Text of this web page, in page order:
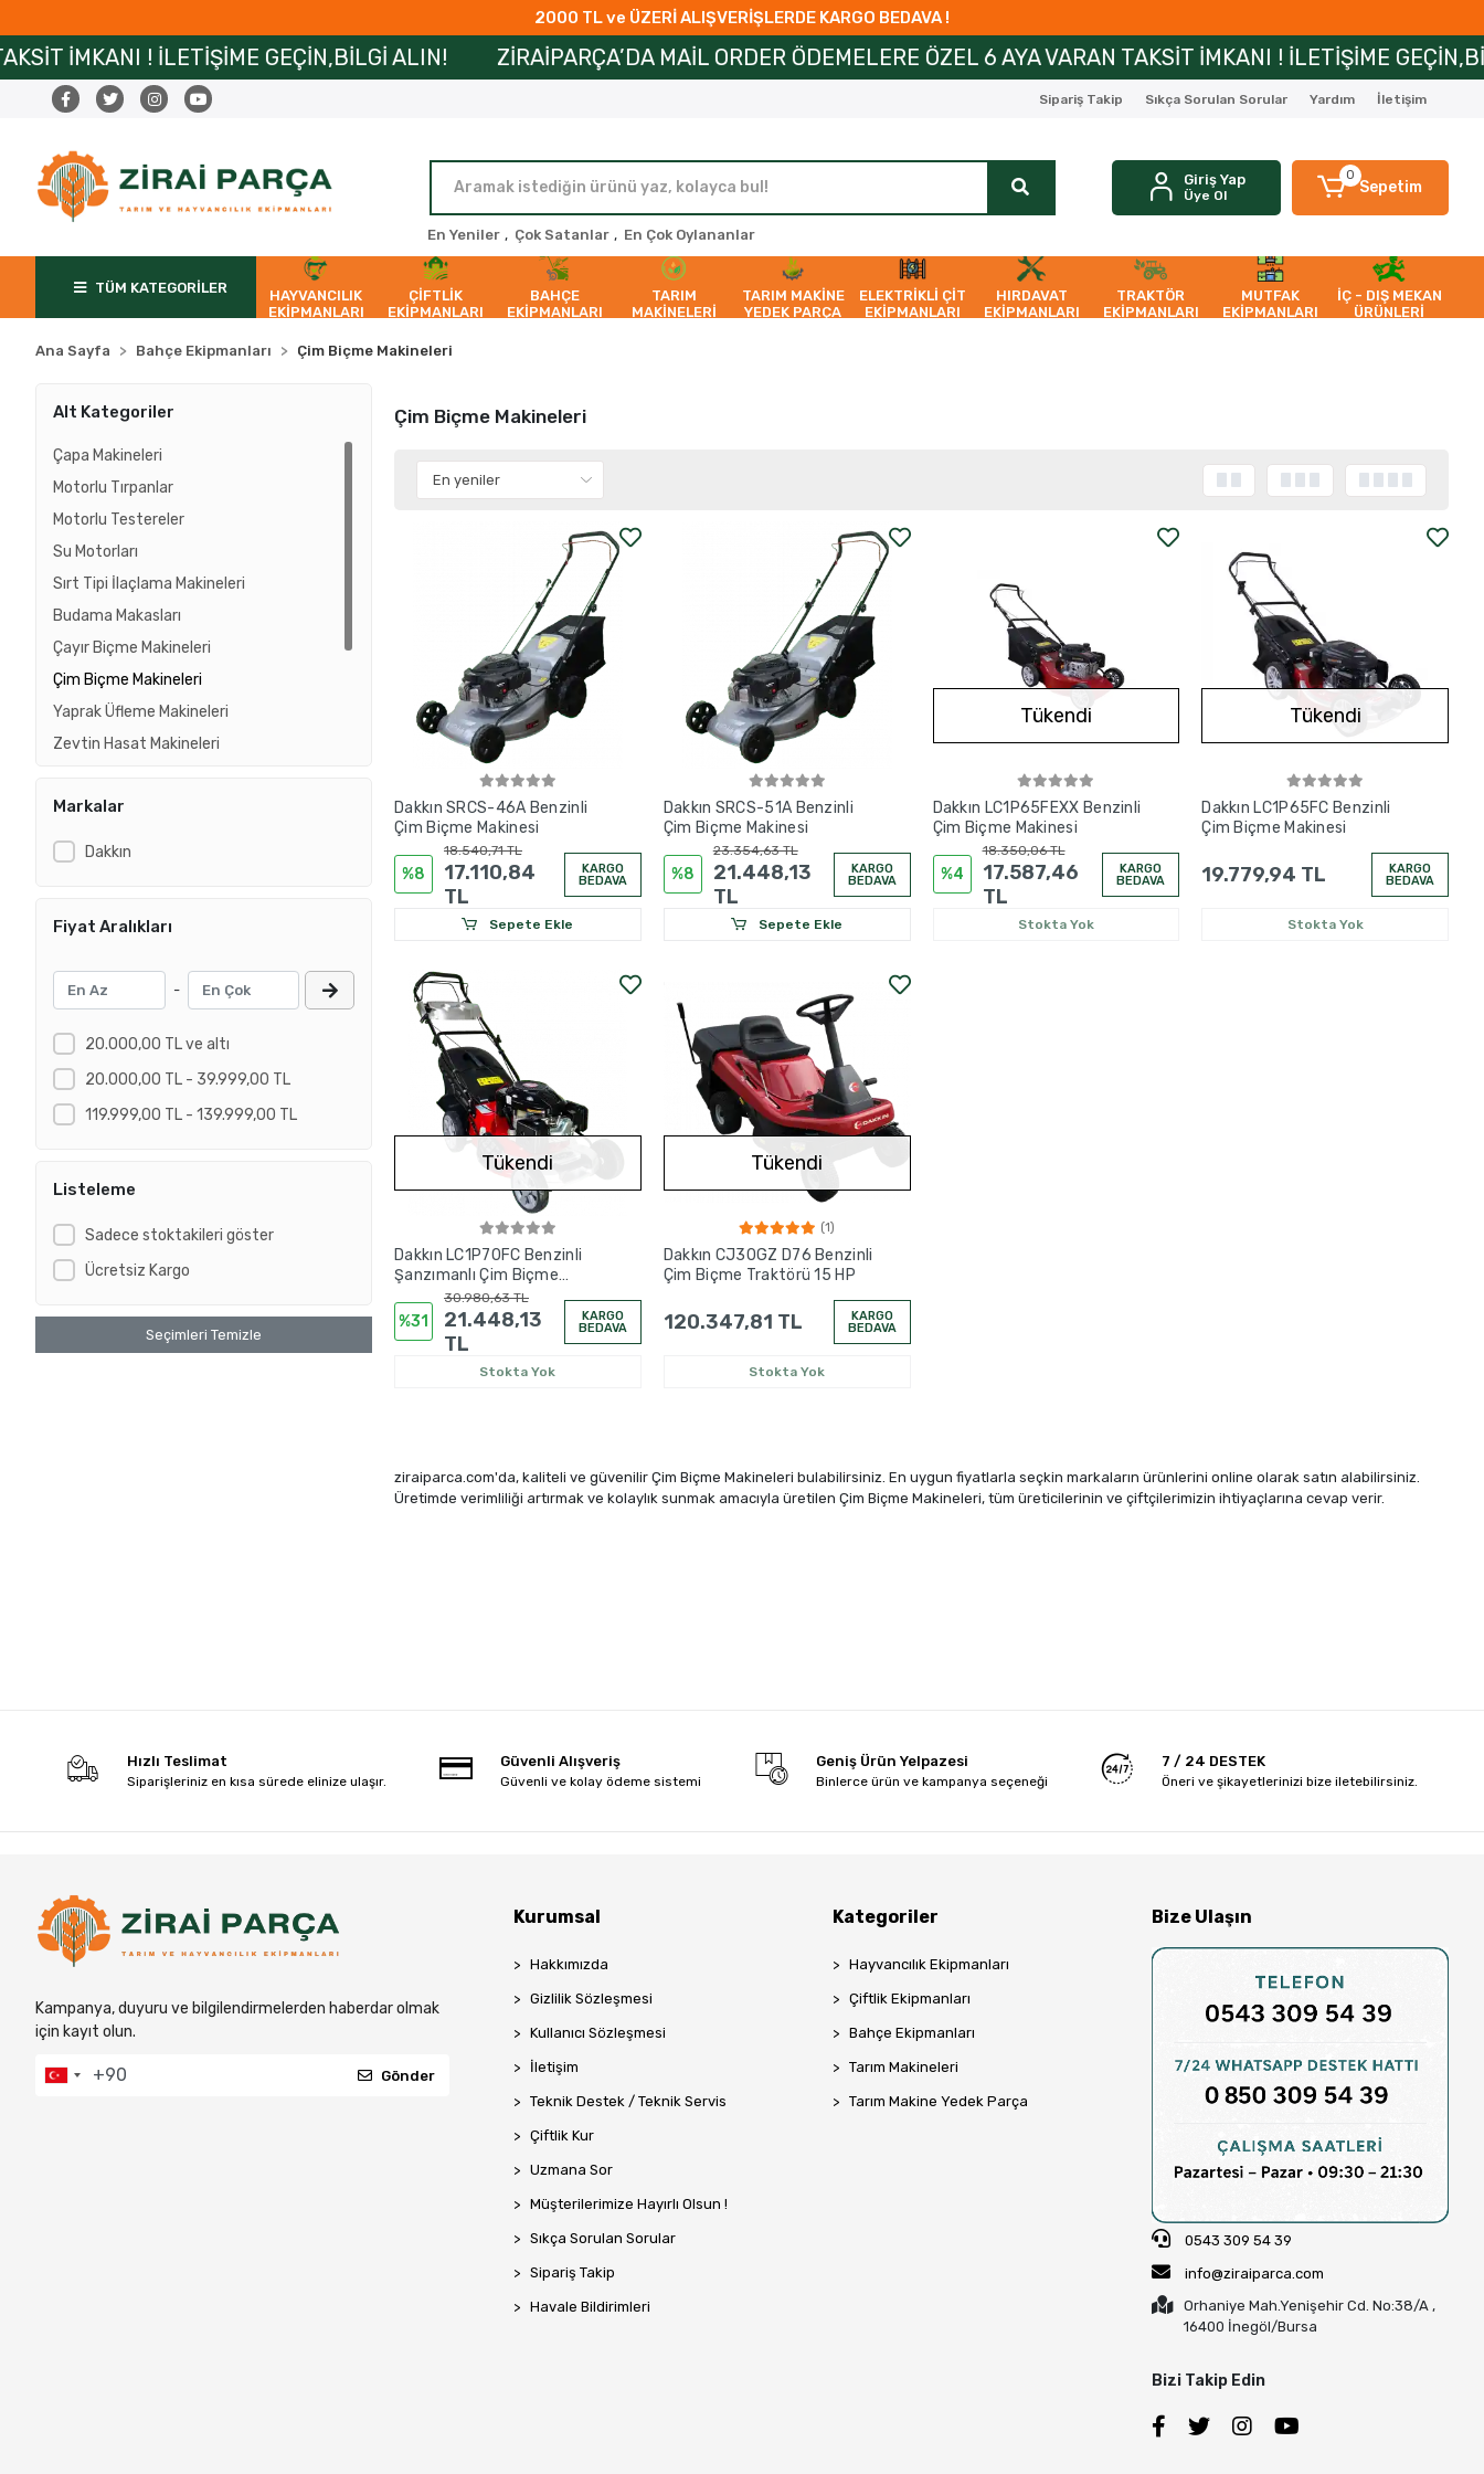
2000 TL ve ÜZERİ ALIŞVERİŞLERDE KARGO BEDAVA !
! İLETİŞİME GEÇİN,BİLGİ ALIN! ZİRAİPARÇA’DA MAİL ORDER ÖDEMELERE ÖZEL 6 AYA VARAN TAKSİT İMKANI ! İLETİŞİME GEÇİN,BİLGİ
Sipariş Takip Sıkça Sorulan Sorular Yardım İletişim
En Yeniler , Çok Satanlar , En Çok Oylananlar
Giriş Yap
Üye Ol
0
Sepetim
TÜM KATEGORİLER
HAYVANCILIK
EKİPMANLARI
ÇİFTLİK
EKİPMANLARI
BAHÇE
EKİPMANLARI
TARIM
MAKİNELERİ
TARIM MAKİNE
YEDEK PARÇA
ELEKTRİKLİ ÇİT
EKİPMANLARI
HIRDAVAT
EKİPMANLARI
TRAKTÖR
EKİPMANLARI
MUTFAK
EKİPMANLARI
İÇ - DIŞ MEKAN
ÜRÜNLERİ
Ana Sayfa Bahçe Ekipmanları Çim Biçme Makineleri
Alt Kategoriler
Çapa Makineleri
Motorlu Tırpanlar
Motorlu Testereler
Su Motorları
Sırt Tipi İlaçlama Makineleri
Budama Makasları
Çayır Biçme Makineleri
Çim Biçme Makineleri
Yaprak Üfleme Makineleri
Zeytin Hasat Makineleri
Küreme Makineleri
Bahçe El Aletleri
Markalar
Dakkın
Fiyat Aralıkları
-
20.000,00 TL ve altı
20.000,00 TL - 39.999,00 TL
119.999,00 TL - 139.999,00 TL
Listeleme
Sadece stoktakileri göster
Ücretsiz Kargo
Seçimleri Temizle
Çim Biçme Makineleri
Dakkın SRCS-46A Benzinli
Çim Biçme Makinesi
%8
18.540,71 TL
17.110,84
TL
KARGO
BEDAVA
Sepete Ekle
Dakkın SRCS-51A Benzinli
Çim Biçme Makinesi
%8
23.354,63 TL
21.448,13
TL
KARGO
BEDAVA
Sepete Ekle
Tükendi
Dakkın LC1P65FEXX Benzinli
Çim Biçme Makinesi
%4
18.350,06 TL
17.587,46
TL
KARGO
BEDAVA
Stokta Yok
Tükendi
Dakkın LC1P65FC Benzinli
Çim Biçme Makinesi
19.779,94 TL
KARGO
BEDAVA
Stokta Yok
Tükendi
Dakkın LC1P70FC Benzinli
Şanzımanlı Çim Biçme
Makinesi
%31
30.980,63 TL
21.448,13
TL
KARGO
BEDAVA
Stokta Yok
Tükendi
(1)
Dakkın CJ30GZ D76 Benzinli
Çim Biçme Traktörü 15 HP
120.347,81 TL
KARGO
BEDAVA
Stokta Yok
ziraiparca.com'da, kaliteli ve güvenilir Çim Biçme Makineleri bulabilirsiniz. En uygun fiyatlarla seçkin markaların ürünlerini online olarak satın alabilirsiniz.
Üretimde verimliliği artırmak ve kolaylık sunmak amacıyla üretilen Çim Biçme Makineleri, tüm üreticilerinin ve çiftçilerimizin ihtiyaçlarına cevap verir.
Hızlı Teslimat
Siparişleriniz en kısa sürede elinize ulaşır.
Güvenli Alışveriş
Güvenli ve kolay ödeme sistemi
Geniş Ürün Yelpazesi
Binlerce ürün ve kampanya seçeneği
7 / 24 DESTEK
Öneri ve şikayetlerinizi bize iletebilirsiniz.
Kampanya, duyuru ve bilgilendirmelerden haberdar olmak
için kayıt olun.
Gönder
Kurumsal
Hakkımızda
Gizlilik Sözleşmesi
Kullanıcı Sözleşmesi
İletişim
Teknik Destek / Teknik Servis
Çiftlik Kur
Uzmana Sor
Müşterilerimize Hayırlı Olsun !
Sıkça Sorulan Sorular
Sipariş Takip
Havale Bildirimleri
Kategoriler
Hayvancılık Ekipmanları
Çiftlik Ekipmanları
Bahçe Ekipmanları
Tarım Makineleri
Tarım Makine Yedek Parça
Bize Ulaşın
0543 309 54 39
info@ziraiparca.com
Orhaniye Mah.Yenişehir Cd. No:38/A ,
16400 İnegöl/Bursa
Bizi Takip Edin